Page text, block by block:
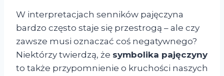
W interpretacjach senników pajęczyna
bardzo często staje się przestrogą – ale czy
zawsze musi oznaczać coś negatywnego?
Niektórzy twierdzą, że symbolika pajęczyny
to także przypomnienie o kruchości naszych